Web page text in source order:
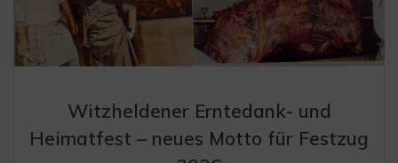
Witzheldener Erntedank- und
Heimatfest – neues Motto für Festzug